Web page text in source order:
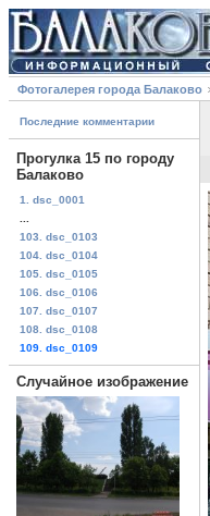
Фотогалерея города Балаково
Последние комментарии
Прогулка 15 по городу
Балаково
1. dsc_0001
103. dsc_0103
104. dsc_0104
105. dsc_0105
106. dsc_0106
107. dsc_0107
108. dsc_0108
109. dsc_0109
Случайное изображение